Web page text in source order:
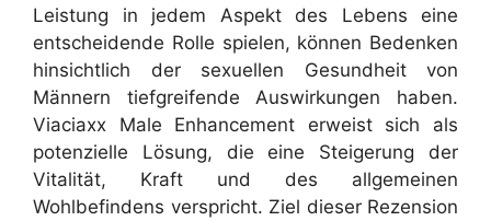
Leistung in jedem Aspekt des Lebens eine
entscheidende Rolle spielen, können Bedenken
hinsichtlich der sexuellen Gesundheit von
Männern tiefgreifende Auswirkungen haben.
Viaciaxx Male Enhancement erweist sich als
potenzielle Lösung, die eine Steigerung der
Vitalität, Kraft und des allgemeinen
Wohlbefindens verspricht. Ziel dieser Rezension